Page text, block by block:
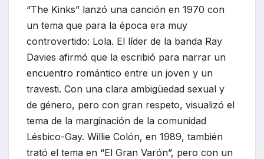
“The Kinks” lanzó una canción en 1970 con
un tema que para la época era muy
controvertido: Lola. El líder de la banda Ray
Davies afirmó que la escribió para narrar un
encuentro romántico entre un joven y un
travesti. Con una clara ambigüedad sexual y
de género, pero con gran respeto, visualizó el
tema de la marginación de la comunidad
Lésbico-Gay. Willie Colón, en 1989, también
trató el tema en “El Gran Varón”, pero con un